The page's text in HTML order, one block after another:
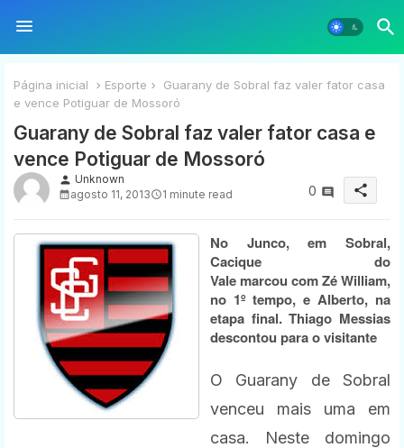
Página inicial Esporte
Guarany de Sobral faz valer fator casa
e vence Potiguar de Mossoró
Guarany de Sobral faz valer fator casa e
vence Potiguar de Mossoró
person Unknown
agosto 11, 2013
1 minute read 0 share
No Junco, em Sobral,
Cacique do
Vale marcou com Zé William,
no 1º tempo, e Alberto, na
etapa final. Thiago Messias
descontou para o visitante
O Guarany de Sobral
venceu mais uma em
casa. Neste domingo